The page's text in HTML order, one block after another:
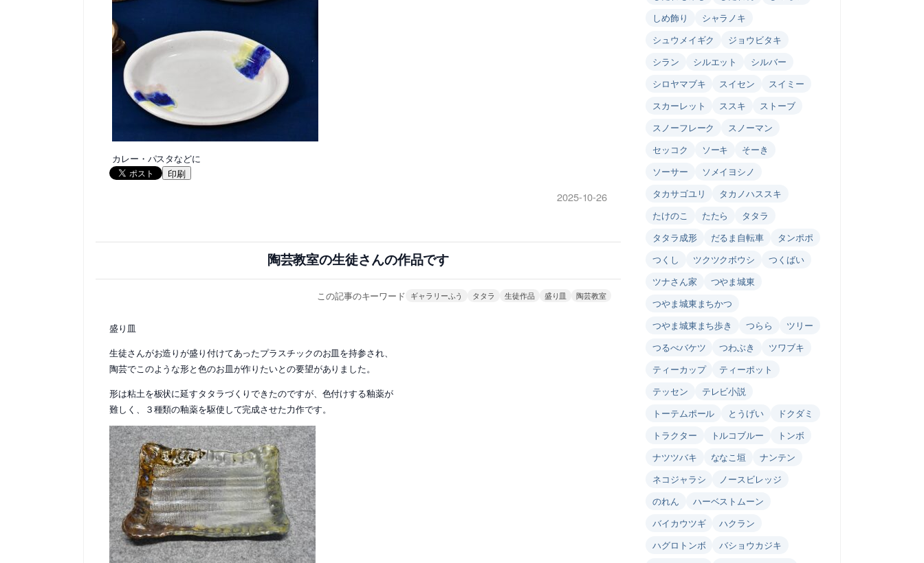
カレー・パスタなどに
印刷
2025-10-26
陶芸教室の生徒さんの作品です
この記事のキーワード ギャラリーふう タタラ 生徒作品 盛り皿 陶芸教室
盛り皿
生徒さんがお造りが盛り付けてあったプラスチックのお皿を持参され、
陶芸でこのような形と色のお皿が作りたいとの要望がありました。
形は粘土を板状に延すタタラづくりできたのですが、色付けする釉薬が
難しく、３種類の釉薬を駆使して完成させた力作です。
しめ飾り
シャラノキ
シュウメイギク
ジョウビタキ
シラン
シルエット
シルバー
シロヤマブキ
スイセン
スイミー
スカーレット
ススキ
ストーブ
スノーフレーク
スノーマン
セッコク
ソーキ
そーき
ソーサー
ソメイヨシノ
タカサゴユリ
タカノハススキ
たけのこ
たたら
タタラ
タタラ成形
だるま自転車
タンポポ
つくし
ツクツクボウシ
つくばい
ツナさん家
つやま城東
つやま城東まちかつ
つやま城東まち歩き
つらら
ツリー
つるべバケツ
つわぶき
ツワブキ
ティーカップ
ティーポット
テッセン
テレビ小説
トーテムポール
とうげい
ドクダミ
トラクター
トルコブルー
トンボ
ナツツバキ
ななこ垣
ナンテン
ネコジャラシ
ノースビレッジ
のれん
ハーベストムーン
バイカウツギ
ハクラン
ハグロトンボ
バショウカジキ